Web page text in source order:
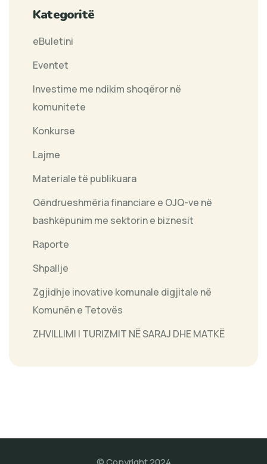
Kategoritë
eBuletini
Eventet
Investime me ndikim shoqëror në
komunitete
Konkurse
Lajme
Materiale të publikuara
Qëndrueshmëria financiare e OJQ-ve në
bashkëpunim me sektorin e biznesit
Raporte
Shpallje
Zgjidhje inovative komunale digjitale në
Komunën e Tetovës
ZHVILLIMI I TURIZMIT NË SARAJ DHE MATKË